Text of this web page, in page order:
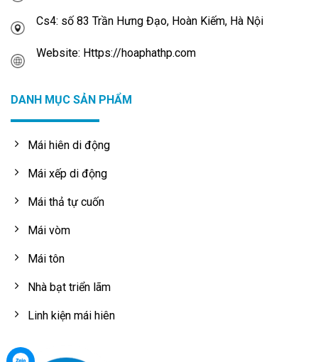
Cs4: số 83 Trần Hưng Đạo, Hoàn Kiếm, Hà Nội
Website: Https://hoaphathp.com
DANH MỤC SẢN PHẨM
Mái hiên di động
Mái xếp di động
Mái thả tự cuốn
Mái vòm
Mái tôn
Nhà bạt triển lãm
Linh kiện mái hiên